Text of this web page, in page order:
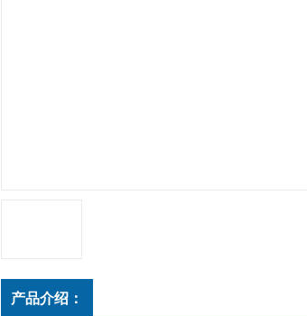
产品介绍：